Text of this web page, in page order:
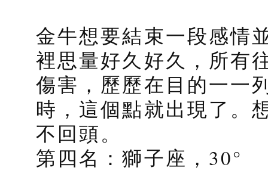
金牛想要結束一段感情
裡思量好久好久，所有
傷害，歷歷在目的一一
時，這個點就出現了。
不回頭。
第四名：獅子座，30°